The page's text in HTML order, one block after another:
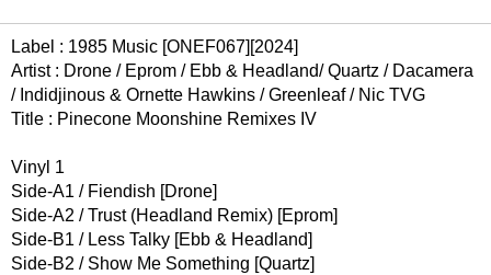
Label : 1985 Music [ONEF067][2024]
Artist : Drone / Eprom / Ebb & Headland/ Quartz / Dacamera
/ Indidjinous & Ornette Hawkins / Greenleaf / Nic TVG
Title : Pinecone Moonshine Remixes IV
Vinyl 1
Side-A1 / Fiendish [Drone]
Side-A2 / Trust (Headland Remix) [Eprom]
Side-B1 / Less Talky [Ebb & Headland]
Side-B2 / Show Me Something [Quartz]